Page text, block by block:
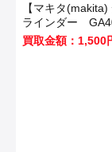
【マキタ
ラインダー
市のお客様から買
ただきました！
買取金額：1,500